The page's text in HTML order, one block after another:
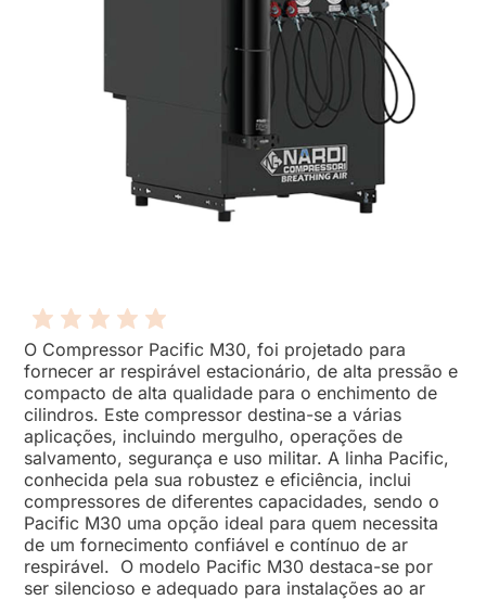
O Compressor Pacific M30, foi projetado para
fornecer ar respirável estacionário, de alta pressão e
compacto de alta qualidade para o enchimento de
cilindros. Este compressor destina-se a várias
aplicações, incluindo mergulho, operações de
salvamento, segurança e uso militar. A linha Pacific,
conhecida pela sua robustez e eficiência, inclui
compressores de diferentes capacidades, sendo o
Pacific M30 uma opção ideal para quem necessita
de um fornecimento confiável e contínuo de ar
respirável. O modelo Pacific M30 destaca-se por
ser silencioso e adequado para instalações ao ar